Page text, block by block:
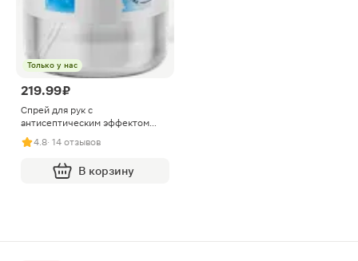
Только у нас
219.99 ₽
Спрей для рук с
антисептическим эффектом
отдушки М Здоровье 100мл
4.8· 14 отзывов
В корзину